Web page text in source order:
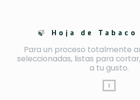
🍃 Hoja de
Para un proceso totalmente
seleccionadas, listas para
a tu gusto.